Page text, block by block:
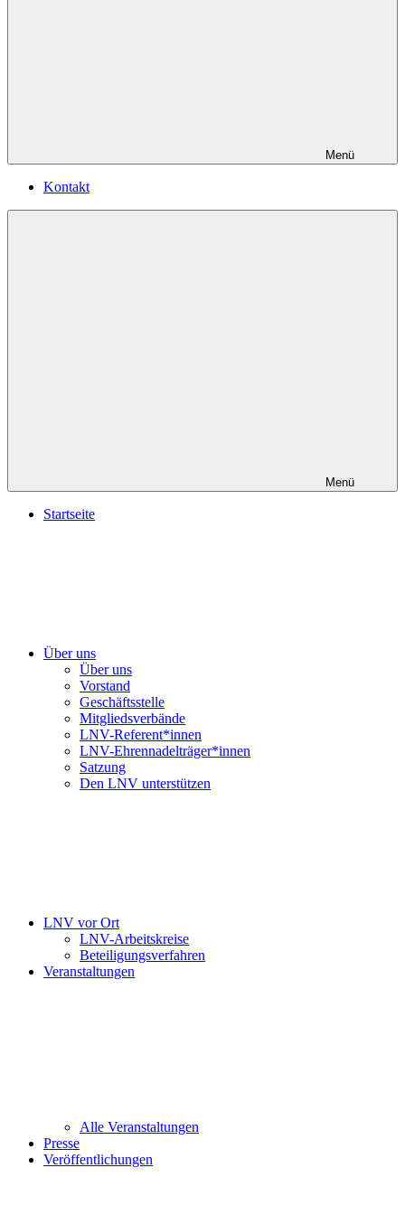
Menü
Kontakt
Menü
Startseite
Über uns
Über uns
Vorstand
Geschäftsstelle
Mitgliedsverbände
LNV-Referent*innen
LNV-Ehrennadelträger*innen
Satzung
Den LNV unterstützen
LNV vor Ort
LNV-Arbeitskreise
Beteiligungsverfahren
Veranstaltungen
Alle Veranstaltungen
Presse
Veröffentlichungen